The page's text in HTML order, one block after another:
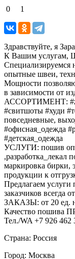
0
1
Здравствуйте, я
К Вашим услугам,
Специализируемся
опытные швеи,
Мощности
в зависимости от
АССОРТИМЕНТ:
#свитшоты #худи
повседневные,
#офисная_одежда
#детская_одежда
УСЛУГИ: пошив
,разработка_лекал
маркировка бирки,
продукции к
Предлагаем услуги
заказчиков всегда
ЗАКАЗЫ: от 20 ед.
Качество пошива
Тел./WA +7 926 462
Страна: Россия
Город: Москва